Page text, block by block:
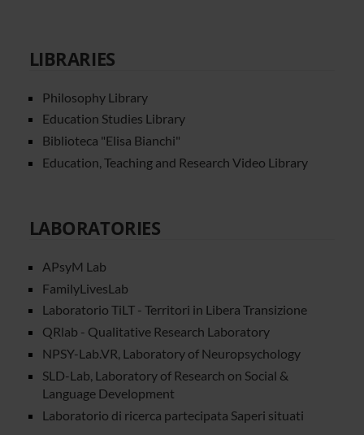
LIBRARIES
Philosophy Library
Education Studies Library
Biblioteca "Elisa Bianchi"
Education, Teaching and Research Video Library
LABORATORIES
APsyM Lab
FamilyLivesLab
Laboratorio TiLT - Territori in Libera Transizione
QRlab - Qualitative Research Laboratory
NPSY-Lab.VR, Laboratory of Neuropsychology
SLD-Lab, Laboratory of Research on Social &
Language Development
Laboratorio di ricerca partecipata Saperi situati